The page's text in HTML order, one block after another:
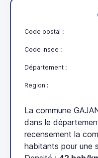
Code postal :
Code insee :
Département :
Region :
La commune
dans le
recensement la
habitants pour une